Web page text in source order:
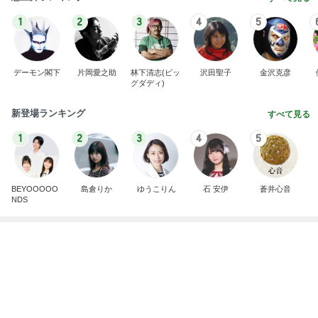
1
デーモン閣下
2
片岡愛之助
3
林下清志(ビッ
グダディ)
4
沢田聖子
5
金沢克彦
新登場ランキング すべて見る
1
BEYOOOOO
NDS
2
島倉りか
3
ゆうこりん
4
石 安伊
5
蒼井心音